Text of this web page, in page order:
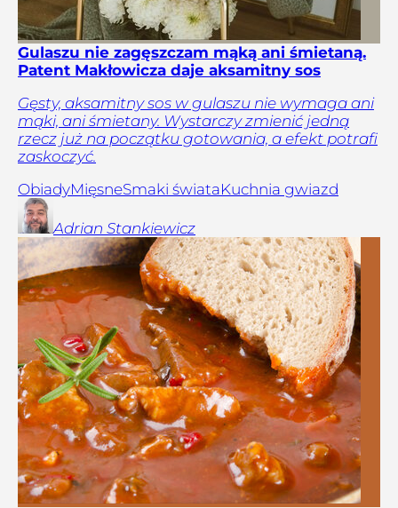
Gulaszu nie zagęszczam mąką ani śmietaną.
Patent Makłowicza daje aksamitny sos
Gęsty, aksamitny sos w gulaszu nie wymaga ani
mąki, ani śmietany. Wystarczy zmienić jedną
rzecz już na początku gotowania, a efekt potrafi
zaskoczyć.
ObiadyMięsneSmaki świataKuchnia gwiazd
Adrian Stankiewicz